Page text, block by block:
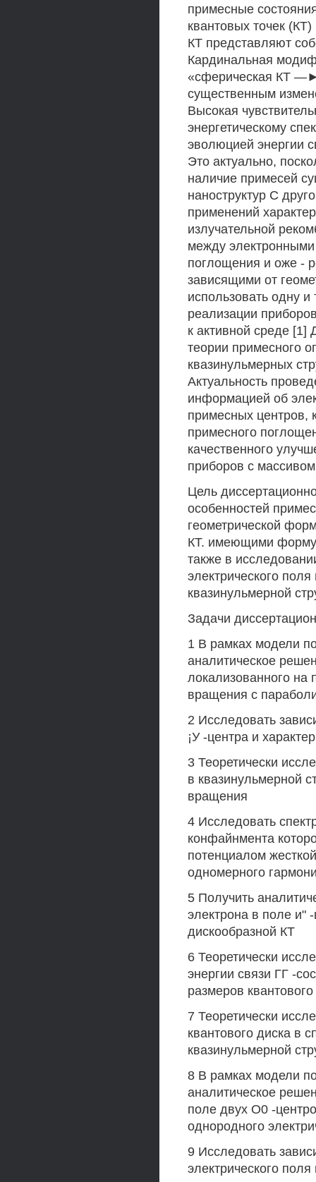
примесные
квантовых точек
КТ представляют
Кардинальная
«сферическая КТ —►
существенным
Высокая
энергетическому
эволюцией энергии
Это актуально,
наличие примесей
наноструктур С
применений
излучательной
между
поглощения и оже -
зависящими от
использовать одну
реализации
к активной среде [1]
теории примесного
квазинульмерных
Актуальность
информацией об
примесных центров,
примесного
качественного
приборов с
Цель
особенностей
геометрической
КТ. имеющими форму
также в
электрического
квазинульмерной
Задачи
1 В рамках модели
аналитическое
локализованного
вращения с
2 Исследовать
¡У -центра и
3 Теоретически
в квазинульмерной
вращения
4 Исследовать
конфайнмента
потенциалом
одномерного
5 Получить
электрона в поле и"
дискообразной КТ
6 Теоретически
энергии связи ГГ -
размеров
7 Теоретически
квантового диска в
квазинульмерной
8 В рамках модели
аналитическое
поле двух О0 -
однородного
9 Исследовать
электрического